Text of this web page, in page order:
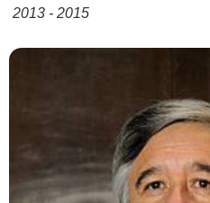
2013 - 2015